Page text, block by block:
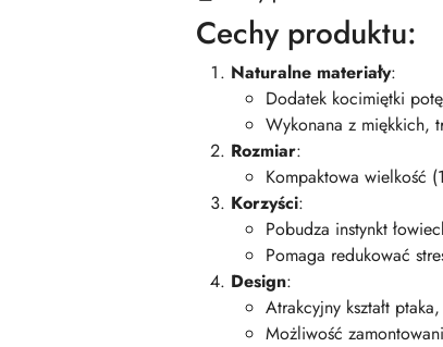
Cechy produktu:
Naturalne materiały:
Dodatek kocimiętki
Wykonana z miękkich,
Rozmiar:
Kompaktowa wielkość
Korzyści:
Pobudza instynkt
Pomaga redukować
Design:
Atrakcyjny kształt
Możliwość